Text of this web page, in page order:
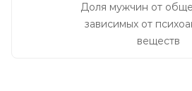
Доля мужчин от
зависимых от
веществ